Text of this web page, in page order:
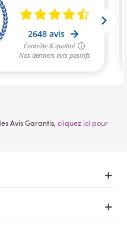
Avis Garantis, cliquez ici pour